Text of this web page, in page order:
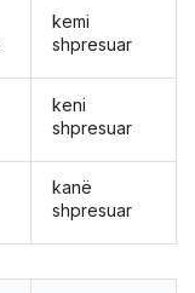
kemi
shpresuar
keni
shpresuar
kanë
shpresuar